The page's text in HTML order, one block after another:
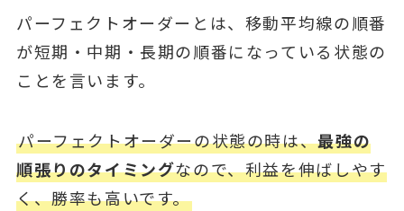
パーフェクトオーダーとは、移動平均線の順番
が短期・中期・長期の順番になっている状態の
ことを言います。
パーフェクトオーダーの状態の時は、最強の
順張りのタイミングなので、利益を伸ばしやす
く、勝率も高いです。